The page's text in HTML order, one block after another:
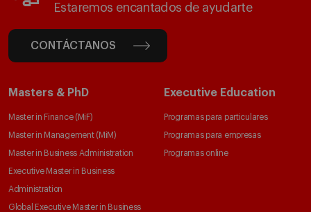
Estaremos encantados de ayudarte
CONTÁCTANOS
Masters & PhD
Master in Finance (MiF)
Master in Management (MiM)
Master in Business Administration
Executive Master in Business
Administration
Global Executive Master in Business
Executive Education
Programas para particulares
Programas para empresas
Programas online